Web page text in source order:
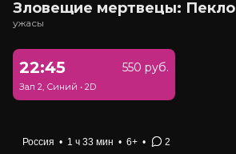
Зловещие мертвецы: Пекло
ужасы
22:45 550 руб.
Зал 2, Синий • 2D
Россия • 1 ч 33 мин • 6+ • 2